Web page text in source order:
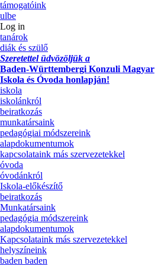
támogatóink
ulbe
Log in
tanárok
diák és szülő
Szeretettel üdvözöljük a
Baden-Württembergi Konzuli Magyar
Iskola és Óvoda honlapján!
iskola
iskolánkról
beiratkozás
munkatársaink
pedagógiai módszereink
alapdokumentumok
kapcsolataink más szervezetekkel
óvoda
óvodánkról
Iskola-előkészítő
beiratkozás
Munkatársaink
pedagógia módszereink
alapdokumentumok
Kapcsolataink más szervezetekkel
helyszíneink
baden baden